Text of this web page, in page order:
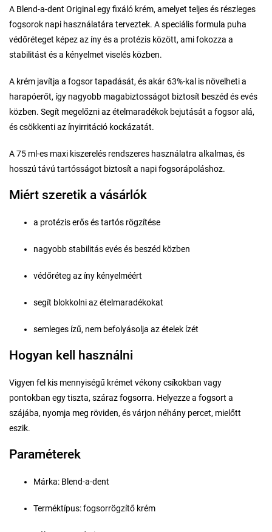
A Blend-a-dent Original egy fixáló krém, amelyet teljes és részleges
fogsorok napi használatára terveztek. A speciális formula puha
védőréteget képez az íny és a protézis között, ami fokozza a
stabilitást és a kényelmet viselés közben.
A krém javítja a fogsor tapadását, és akár 63%-kal is növelheti a
harapóerőt, így nagyobb magabiztosságot biztosít beszéd és evés
közben. Segít megelőzni az ételmaradékok bejutását a fogsor alá,
és csökkenti az ínyirritáció kockázatát.
A 75 ml-es maxi kiszerelés rendszeres használatra alkalmas, és
hosszú távú tartósságot biztosít a napi fogsorápoláshoz.
Miért szeretik a vásárlók
a protézis erős és tartós rögzítése
nagyobb stabilitás evés és beszéd közben
védőréteg az íny kényelméért
segít blokkolni az ételmaradékokat
semleges ízű, nem befolyásolja az ételek ízét
Hogyan kell használni
Vigyen fel kis mennyiségű krémet vékony csíkokban vagy
pontokban egy tiszta, száraz fogsorra. Helyezze a fogsort a
szájába, nyomja meg röviden, és várjon néhány percet, mielőtt
eszik.
Paraméterek
Márka: Blend-a-dent
Terméktípus: fogsorrögzítő krém